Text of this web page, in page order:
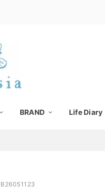
BRAND Life Diary
B26051123